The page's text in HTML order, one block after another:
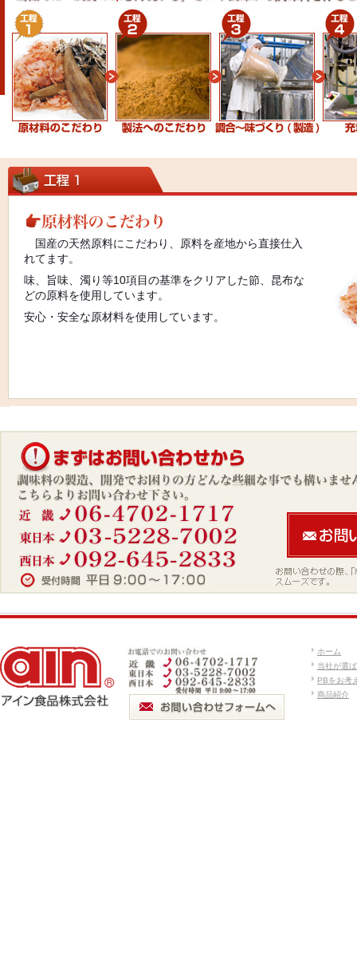
国産の天然原料にこだわり、原料を産地から直接仕入
れてます。
味、旨味、濁り等10項目の基準をクリアした節、昆布な
どの原料を使用しています。
安心・安全な原材料を使用しています。
ホーム
当社が選
PBをお考
商品紹介